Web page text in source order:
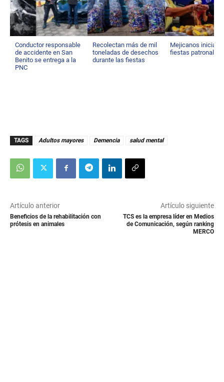
Conductor responsable
de accidente en San
Benito se entrega a la
PNC
Recolectan más de mil
toneladas de desechos
durante las fiestas
Mejicanos inicia
fiestas patronales
TAGS Adultos mayores Demencia salud mental
Artículo anterior
Beneficios de la rehabilitación con
prótesis en animales
Artículo siguiente
TCS es la empresa líder en Medios
de Comunicación, según ranking
MERCO